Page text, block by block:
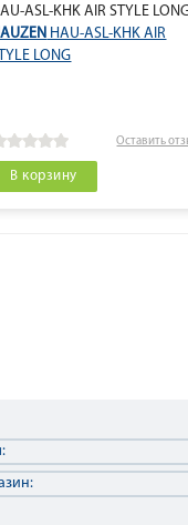
ASL-KHK AIR STYLE
HAU-ASL-KHK AIR
LONG
Оставить
В корзину